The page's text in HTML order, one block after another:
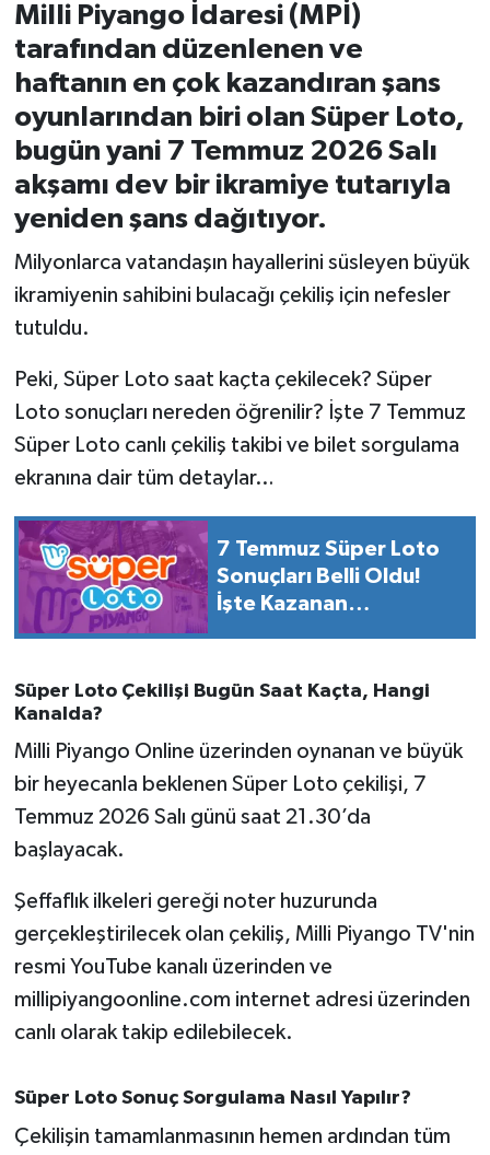
Milli Piyango İdaresi (MPİ)
tarafından düzenlenen ve
haftanın en çok kazandıran şans
oyunlarından biri olan Süper Loto,
bugün yani 7 Temmuz 2026 Salı
akşamı dev bir ikramiye tutarıyla
yeniden şans dağıtıyor.
Milyonlarca vatandaşın hayallerini süsleyen büyük
ikramiyenin sahibini bulacağı çekiliş için nefesler
tutuldu.
Peki, Süper Loto saat kaçta çekilecek? Süper
Loto sonuçları nereden öğrenilir? İşte 7 Temmuz
Süper Loto canlı çekiliş takibi ve bilet sorgulama
ekranına dair tüm detaylar…
7 Temmuz Süper Loto
Sonuçları Belli Oldu!
İşte Kazanan
Süper Loto Çekilişi Bugün Saat Kaçta, Hangi
Kanalda?
Milli Piyango Online üzerinden oynanan ve büyük
bir heyecanla beklenen Süper Loto çekilişi, 7
Temmuz 2026 Salı günü saat 21.30’da
başlayacak.
Şeffaflık ilkeleri gereği noter huzurunda
gerçekleştirilecek olan çekiliş, Milli Piyango TV'nin
resmi YouTube kanalı üzerinden ve
millipiyangoonline.com internet adresi üzerinden
canlı olarak takip edilebilecek.
Süper Loto Sonuç Sorgulama Nasıl Yapılır?
Çekilişin tamamlanmasının hemen ardından tüm
Gönen
Havran
İvrindi
KENT GÜNDEMİ
Kepsut
KÜLTÜR-SANAT
MANŞET
Manyas
OLAY
OTOMOTİV
Resmi İlanlar
SAĞLIK
Savaştepe
SEYAHAT
SİYASET
Sındırgı
SPOR
SÜRMANŞET
Susurluk
TARİHTE BUGÜN